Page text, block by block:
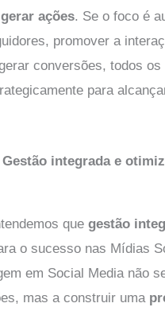
gerar ações. Se o foco é
promover a
conversões, todos
para
integrada e
quegestão
o sucesso nas Mídias
em Social Media não
mas a construir uma